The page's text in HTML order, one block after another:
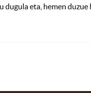
dugula eta, hemen duzue